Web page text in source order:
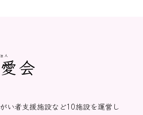
人 会
い者支援施設など10施設を運営し